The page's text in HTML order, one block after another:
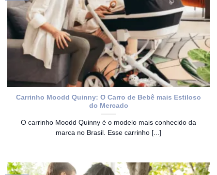
Carrinho Moodd Quinny: O Carro de Bebê mais Estiloso
do Mercado
O carrinho Moodd Quinny é o modelo mais conhecido da
marca no Brasil. Esse carrinho [...]